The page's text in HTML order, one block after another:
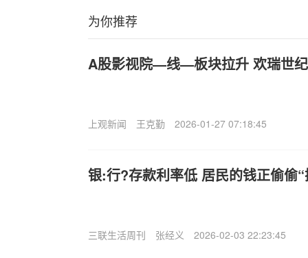
为你推荐
A股影视院—线—板块拉升 欢瑞世
上观新闻 王克勤 2026-01-27 07:18:45
银:行?存款利率低 居民的钱正偷偷
三联生活周刊 张经义 2026-02-03 22:23:45